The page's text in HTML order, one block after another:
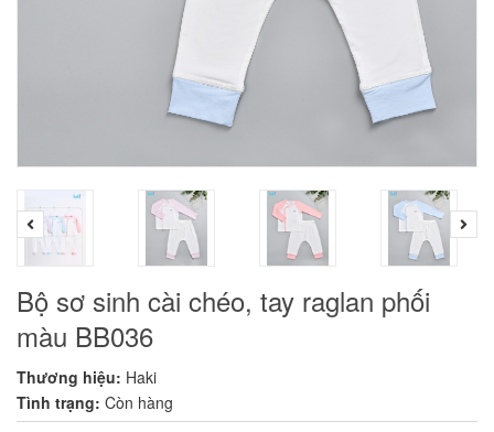
Bộ sơ sinh cài chéo, tay raglan phối
màu BB036
Thương hiệu: Haki
Tình trạng: Còn hàng